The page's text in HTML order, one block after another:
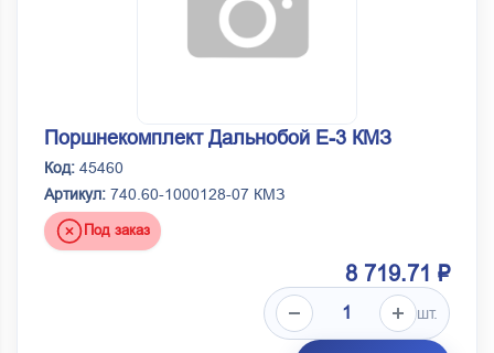
Поршнекомплект Дальнобой Е-3 КМЗ
Код: 45460
Артикул: 740.60-1000128-07 КМЗ
Под заказ
8 719.71 ₽
шт.